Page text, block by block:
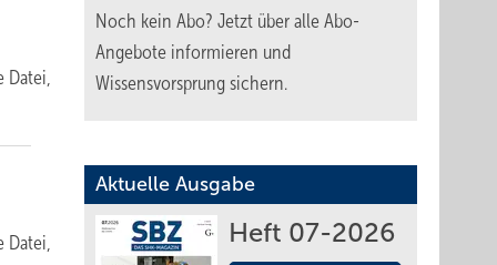
Datei,
Datei,
Noch kein Abo? Jetzt über alle Abo-
Angebote informieren und
Wissensvorsprung sichern.
Aktuelle Ausgabe
Heft 07-2026